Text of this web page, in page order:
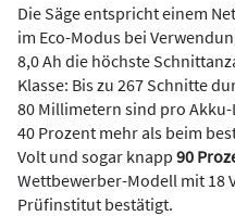
Die Säge entspricht einem
im Eco-Modus bei
8,0 Ah die höchste
Klasse: Bis zu 267 Schnitte
80 Millimetern sind pro
40 Prozent mehr als beim
Volt und sogar knapp 90
Wettbewerber-Modell mit 18
Prüfinstitut bestätigt.